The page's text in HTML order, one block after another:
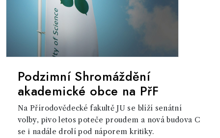
Podzimní Shromáždění
akademické obce na PřF
Na Přírodovědecké fakultě JU se blíží senátní
volby, pivo letos poteče proudem a nová budova C
se i nadále drolí pod náporem kritiky.